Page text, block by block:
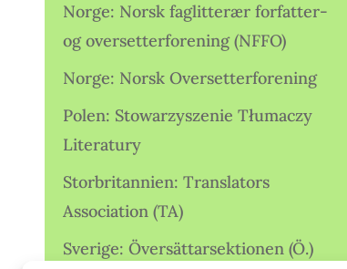
Norge: Norsk faglitterær forfatter-
og oversetterforening (NFFO)
Norge: Norsk Oversetterforening
Polen: Stowarzyszenie Tłumaczy
Literatury
Storbritannien: Translators
Association (TA)
Sverige: Översättarsektionen (Ö.)